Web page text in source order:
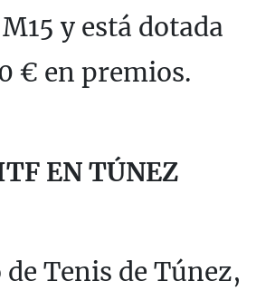
y está dotada
€ en premios.
EN TÚNEZ
Tenis de Túnez,